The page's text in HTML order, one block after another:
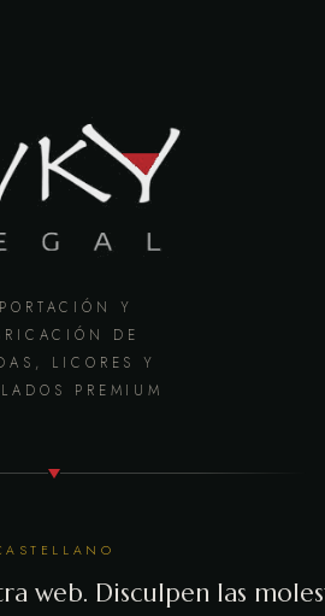
Y
DE
LICORES Y
PREMIUM
web. Disculpen las